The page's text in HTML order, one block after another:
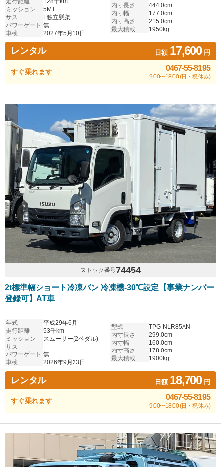
走行距離
128千km
ミッション
5MT
サス
F独立懸架
パワーゲート 無
車検
2027年5月10日
内寸長さ
444.0cm
内寸幅
177.0cm
内寸高さ
215.0cm
最大積載
1950kg
レンタル 日額 17,600円
すぐ乗れます 0467-55-8195
9:00〜18:00 (日・祝休み)
ストック番号74454
2t標準幅ショート冷凍バン 冷凍機-30℃設定【事業ナンバー
登録可】AT車
年式
平成29年6月
走行距離
53千km
ミッション
スムーサー(2ペダル)
サス
-
パワーゲート 無
車検
2026年9月23日
型式
TPG-NLR85AN
内寸長さ
299.0cm
内寸幅
160.0cm
内寸高さ
178.0cm
最大積載
1900kg
レンタル 日額 18,700円
すぐ乗れます 0467-55-8195
9:00〜18:00 (日・祝休み)